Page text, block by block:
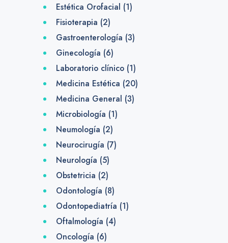
Estética Orofacial (1)
Fisioterapia (2)
Gastroenterología (3)
Ginecología (6)
Laboratorio clínico(1)
Medicina Estética (20)
Medicina General (3)
Microbiología (1)
Neumología (2)
Neurocirugía (7)
Neurología (5)
Obstetricia (2)
Odontología (8)
Odontopediatría (1)
Oftalmología (4)
Oncología (6)